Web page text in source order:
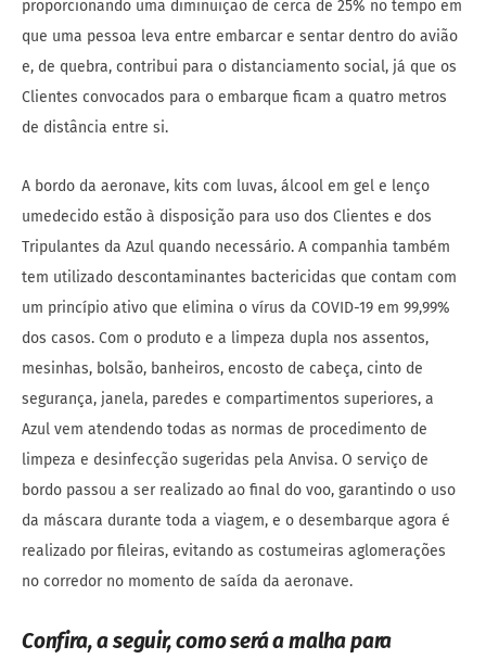
proporcionando uma diminuição de cerca de 25% no tempo em
que uma pessoa leva entre embarcar e sentar dentro do avião
e, de quebra, contribui para o distanciamento social, já que os
Clientes convocados para o embarque ficam a quatro metros
de distância entre si.
A bordo da aeronave, kits com luvas, álcool em gel e lenço
umedecido estão à disposição para uso dos Clientes e dos
Tripulantes da Azul quando necessário. A companhia também
tem utilizado descontaminantes bactericidas que contam com
um princípio ativo que elimina o vírus da COVID-19 em 99,99%
dos casos. Com o produto e a limpeza dupla nos assentos,
mesinhas, bolsão, banheiros, encosto de cabeça, cinto de
segurança, janela, paredes e compartimentos superiores, a
Azul vem atendendo todas as normas de procedimento de
limpeza e desinfecção sugeridas pela Anvisa. O serviço de
bordo passou a ser realizado ao final do voo, garantindo o uso
da máscara durante toda a viagem, e o desembarque agora é
realizado por fileiras, evitando as costumeiras aglomerações
no corredor no momento de saída da aeronave.
Confira, a seguir, como será a malha para